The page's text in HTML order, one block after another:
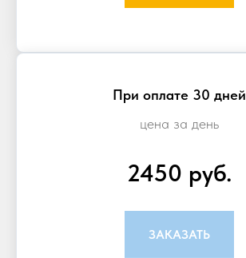
При оплате 30 дней
цена за день
2450 руб.
ЗАКАЗАТЬ